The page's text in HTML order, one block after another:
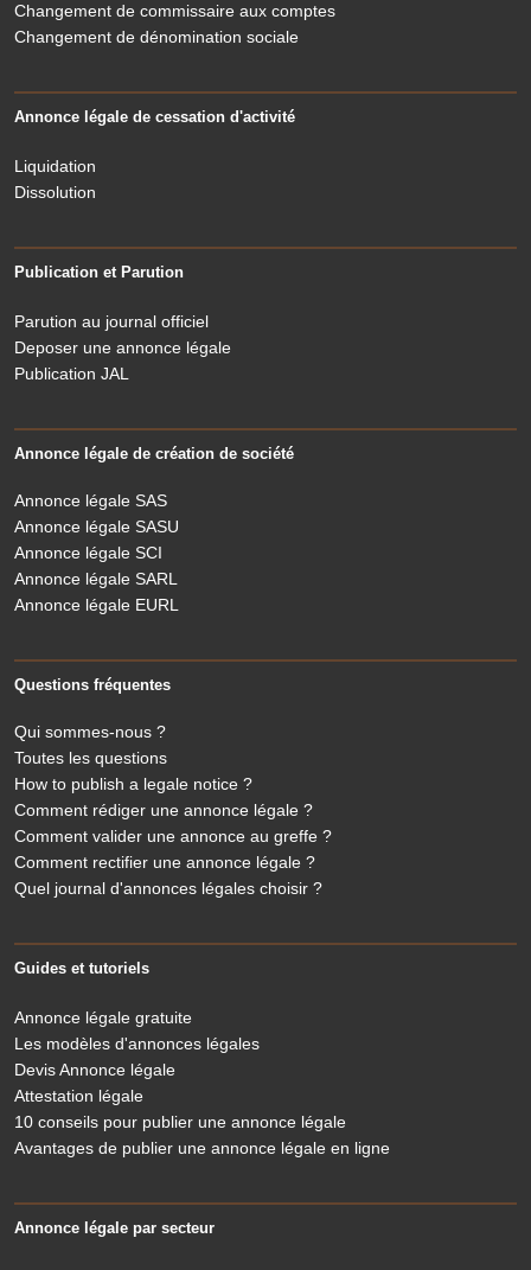
Changement de commissaire aux comptes
Changement de dénomination sociale
Annonce légale de cessation d'activité
Liquidation
Dissolution
Publication et Parution
Parution au journal officiel
Deposer une annonce légale
Publication JAL
Annonce légale de création de société
Annonce légale SAS
Annonce légale SASU
Annonce légale SCI
Annonce légale SARL
Annonce légale EURL
Questions fréquentes
Qui sommes-nous ?
Toutes les questions
How to publish a legale notice ?
Comment rédiger une annonce légale ?
Comment valider une annonce au greffe ?
Comment rectifier une annonce légale ?
Quel journal d'annonces légales choisir ?
Guides et tutoriels
Annonce légale gratuite
Les modèles d'annonces légales
Devis Annonce légale
Attestation légale
10 conseils pour publier une annonce légale
Avantages de publier une annonce légale en ligne
Annonce légale par secteur